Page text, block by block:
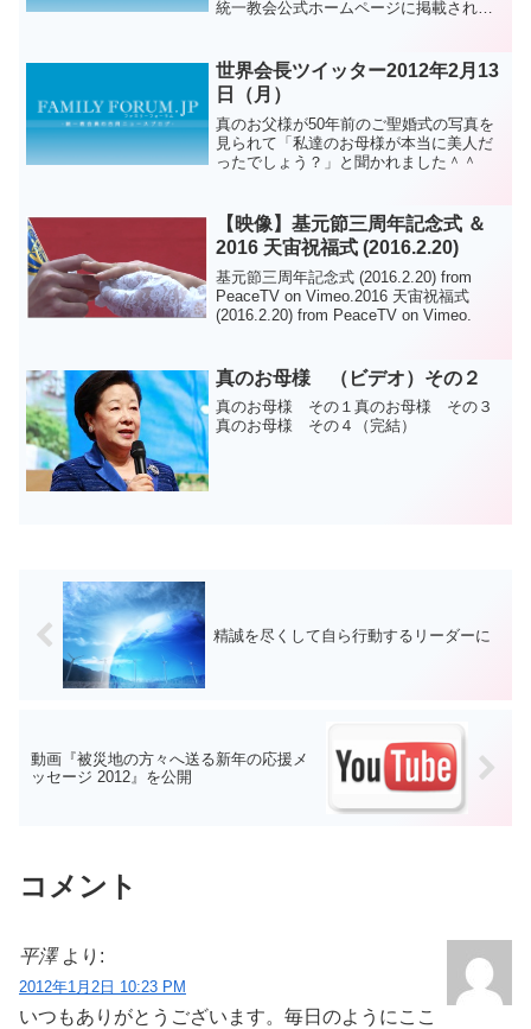
統一教会公式ホームページに掲載されて
たび、光言社から書籍「通いはじめる親
子の心」...
世界会長ツイッター2012年2月13
日（月）
真のお父様が50年前のご聖婚式の写真を
見られて「私達のお母様が本当に美人だ
ったでしょう？」と聞かれました＾＾
【映像】基元節三周年記念式 ＆
2016 天宙祝福式 (2016.2.20)
基元節三周年記念式 (2016.2.20) from
PeaceTV on Vimeo.2016 天宙祝福式
(2016.2.20) from PeaceTV on Vimeo.
真のお母様 （ビデオ）その２
真のお母様 その１真のお母様 その３
真のお母様 その４（完結）
精誠を尽くして自ら行動するリーダーに
動画『被災地の方々へ送る新年の応援メ
ッセージ 2012』を公開
コメント
平澤 より:
2012年1月2日 10:23 PM
いつもありがとうございます。毎日のようにここ